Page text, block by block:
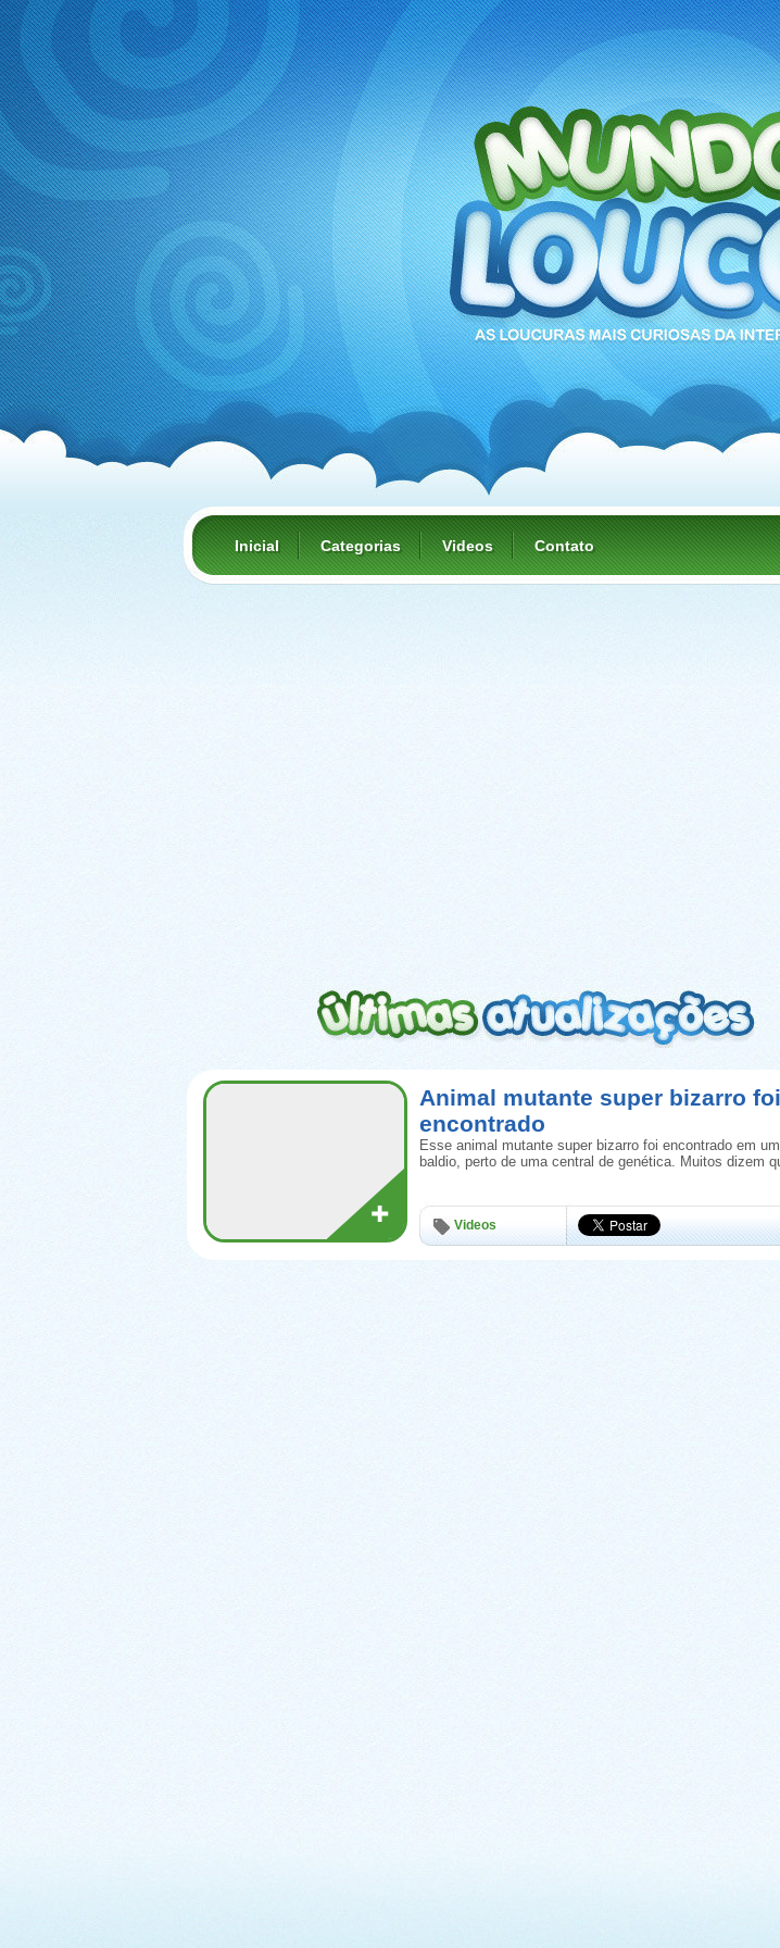
Inicial Categorias Videos Contato
Animal mutante super bizarro foi
encontrado
Esse animal mutante super bizarro foi encontrado em
baldio, perto de uma central de genética. Muitos dizem
Videos